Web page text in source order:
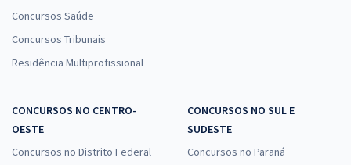
Concursos Saúde
Concursos Tribunais
Residência Multiprofissional
CONCURSOS NO CENTRO-
OESTE
Concursos no Distrito Federal
CONCURSOS NO SUL E
SUDESTE
Concursos no Paraná